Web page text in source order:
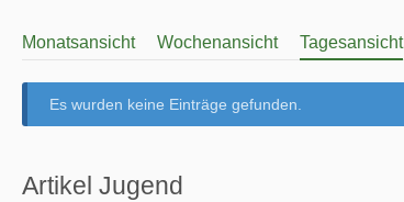
Monatsansicht Wochenansicht Tagesansicht
Es wurden keine Einträge gefunden.
Artikel Jugend